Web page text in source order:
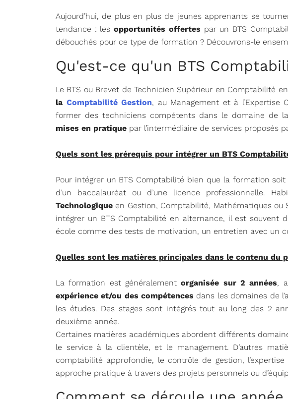
Aujourd’hui, de plus en plus de jeunes apprenants se
tendance : lesopportunités offertes par un BTS
débouchés pour ce type de formation ? Découvrons-le
Qu'est-ce qu'un BTS
Le BTS ou Brevet de Technicien Supérieur en Comptabilité
la Comptabilité Gestion, au Management et à l’Expertise
former des techniciens compétents dans le domaine de
mises en pratique par l’intermédiaire de services proposés
Quels sont les prérequis pour intégrer un BTS
Pour intégrer un BTS Comptabilité bien que la formation
d’un baccalauréat ou d’une licence professionnelle.
Technologique en Gestion, Comptabilité, Mathématiques ou
intégrer un BTS Comptabilité en alternance, il est souvent
école comme des tests de motivation, un entretien avec un
Quelles sont les matières principales dans le contenu du
La formation est généralementorganisée sur 2 années,
expérience et/ou des compétences dans les domaines de
les études. Des stages sont intégrés tout au long des 2
deuxième année.
Certaines matières académiques abordent différents
le service à la clientèle, et le management. D’autres
comptabilité approfondie, le contrôle de gestion,
approche pratique à travers des projets personnels ou